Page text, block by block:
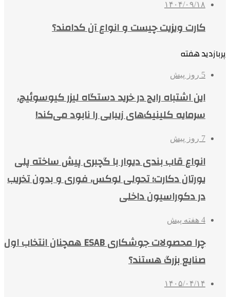
۱۴۰۴/۰۹/۱۸
کارت ویزیت چیست و انواع آن کدامند؟
پربازدید هفته
5 روز پیش
این اشتباه رایج در خرید دستگاه لیزر کیوسوئیچ،
سرمایه کلینیک‌های زیبایی را نابود می‌کند!
7 روز پیش
انواع قاب بندی دیوار با گچبری پیش ساخته پلی
یورتان دکارت؛ تحولی لوکس، فوری و بدون تخریب
در دکوراسیون داخلی
4 هفته پیش
چرا محصولات جوشکاری ESAB همچنان انتخاب اول
صنایع بزرگ هستند؟
۱۴۰۵/۰۴/۱۴